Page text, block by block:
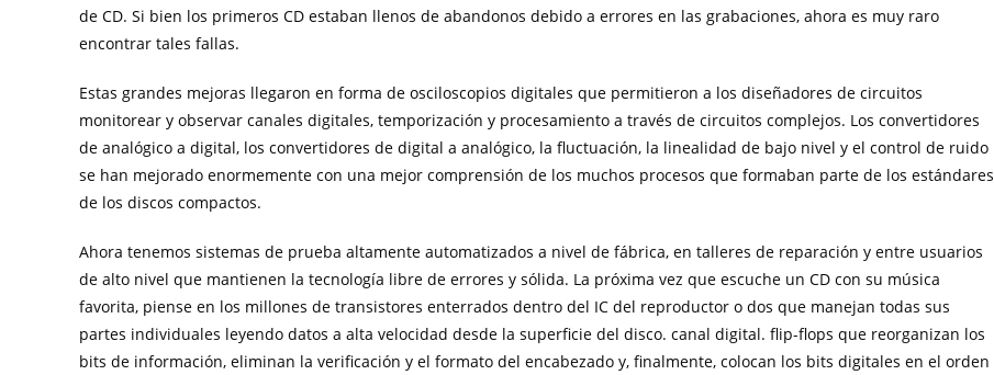
de CD. Si bien los primeros CD estaban llenos de abandonos debido a errores en las grabaciones, ahora es muy raro
encontrar tales fallas.
Estas grandes mejoras llegaron en forma de osciloscopios digitales que permitieron a los diseñadores de circuitos
monitorear y observar canales digitales, temporización y procesamiento a través de circuitos complejos. Los convertidores
de analógico a digital, los convertidores de digital a analógico, la fluctuación, la linealidad de bajo nivel y el control de ruido
se han mejorado enormemente con una mejor comprensión de los muchos procesos que formaban parte de los estándares
de los discos compactos.
Ahora tenemos sistemas de prueba altamente automatizados a nivel de fábrica, en talleres de reparación y entre usuarios
de alto nivel que mantienen la tecnología libre de errores y sólida. La próxima vez que escuche un CD con su música
favorita, piense en los millones de transistores enterrados dentro del IC del reproductor o dos que manejan todas sus
partes individuales leyendo datos a alta velocidad desde la superficie del disco. canal digital. flip-flops que reorganizan los
bits de información, eliminan la verificación y el formato del encabezado y, finalmente, colocan los bits digitales en el orden